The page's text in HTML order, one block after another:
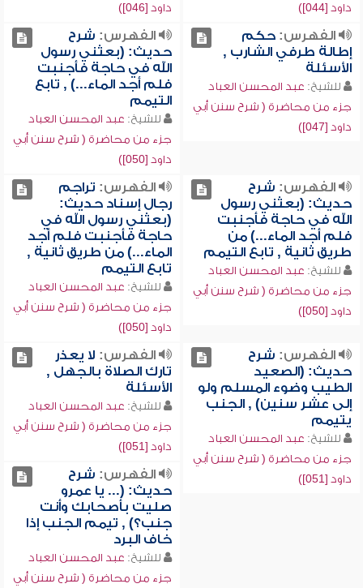
داود [044])
داود [046])
الفهرس:حكم
إطالة طرفي الشارب ,
الأسئلة
للشيخ: عبد المحسن العباد
جزء من محاضرة ( شرح سنن أبي
داود [047])
الفهرس: شرح
حديث: (بعثني رسول
الله في حاجة فأجنبت
فلم أجد الماء...) , تابع
التيمم
للشيخ: عبد المحسن العباد
جزء من محاضرة ( شرح سنن أبي
داود [050])
الفهرس: شرح
حديث: (بعثني رسول
الله في حاجة فأجنبت
فلم أجد الماء...) من
طريق ثانية , تابع التيمم
للشيخ: عبد المحسن العباد
جزء من محاضرة ( شرح سنن أبي
داود [050])
الفهرس: تراجم
رجال إسناد حديث:
(بعثني رسول الله في
حاجة فأجنبت فلم أجد
الماء...) من طريق ثانية ,
تابع التيمم
للشيخ: عبد المحسن العباد
جزء من محاضرة ( شرح سنن أبي
داود [050])
الفهرس: شرح
حديث: (الصعيد
الطيب وضوء المسلم ولو
إلى عشر سنين) , الجنب
يتيمم
للشيخ: عبد المحسن العباد
جزء من محاضرة ( شرح سنن أبي
داود [051])
الفهرس: لا يعذر
تارك الصلاة بالجهل ,
الأسئلة
للشيخ: عبد المحسن العباد
جزء من محاضرة ( شرح سنن أبي
داود [051])
الفهرس: شرح
حديث: (... يا عمرو
صليت بأصحابك وأنت
جنب؟) , تيمم الجنب إذا
خاف البرد
للشيخ: عبد المحسن العباد
جزء من محاضرة ( شرح سنن أبي